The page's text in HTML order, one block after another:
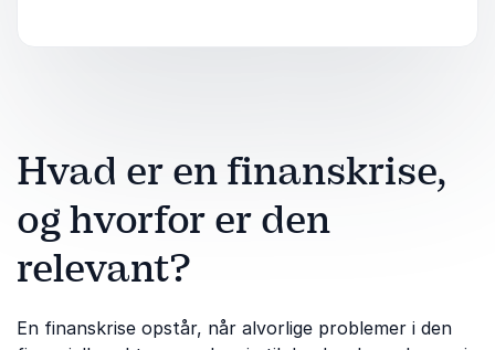
Hvad er en finanskrise,
og hvorfor er den
relevant?
En finanskrise opstår, når alvorlige problemer i den